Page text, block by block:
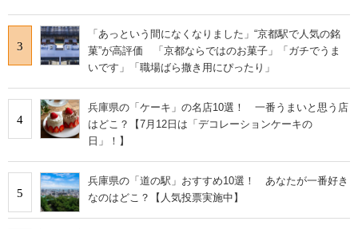
3
「あっという間になくなりました」“京都駅で人気の銘
菓”が高評価 「京都ならではのお菓子」「ガチでうま
いです」「職場ばら撒き用にぴったり」
4
兵庫県の「ケーキ」の名店10選！ 一番うまいと思う店
はどこ？【7月12日は「デコレーションケーキの
日」！】
5
兵庫県の「道の駅」おすすめ10選！ あなたが一番好き
なのはどこ？【人気投票実施中】